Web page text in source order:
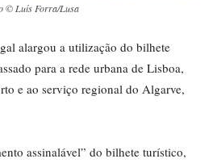
© Luís Forra/Lusa
alargou a utilização do bilhete
para a rede urbana de Lisboa,
e ao serviço regional do Algarve,
assinalável” do bilhete turístico,